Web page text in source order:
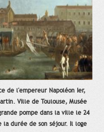
de l'empereur Napoléon Ier,
Ville de Toulouse, Musée
pompe dans la ville le 24
la durée de son séjour. Il loge